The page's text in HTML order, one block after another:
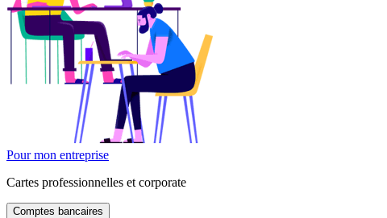
Pour mon entreprise
Cartes professionnelles et corporate
Comptes bancaires